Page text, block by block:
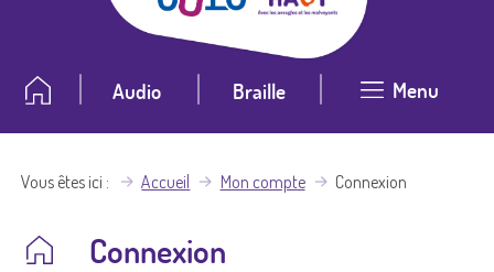
Audio Braille Menu
Vous êtes ici Accueil Mon compte Connexion
Connexion